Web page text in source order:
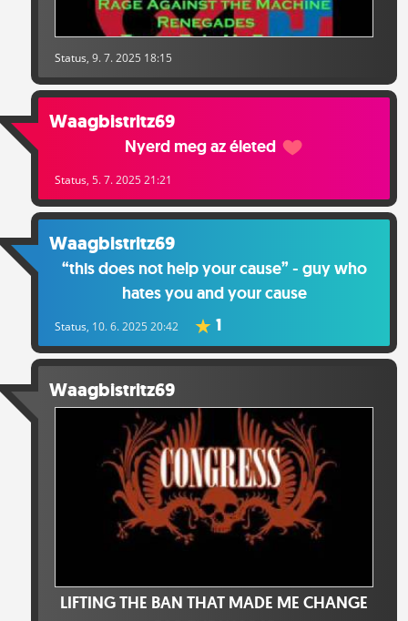
Status, 9. 7. 2025 18:15
Waagbistritz69
Nyerd meg az életed
Status, 5. 7. 2025 21:21
Waagbistritz69
“this does not help your cause” - guy who
hates you and your cause
Status, 10. 6. 2025 20:42 1
Waagbistritz69
LIFTING THE BAN THAT MADE ME CHANGE